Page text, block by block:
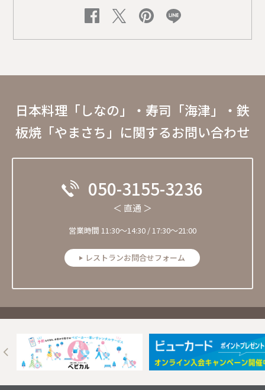
日本料理「しなの」・寿司「海津」・鉄
板焼「やまさち」に関するお問い合わせ
050-3155-3236
＜ 直通 ＞
営業時間 11:30〜14:30 / 17:30～21:00
レストランお問合せフォーム